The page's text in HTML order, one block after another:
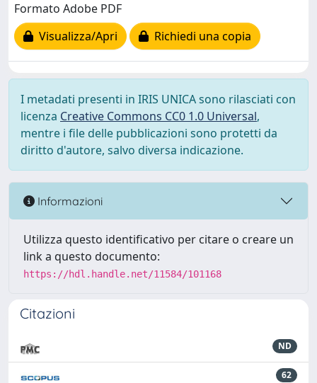
Formato Adobe PDF
Visualizza/Apri
Richiedi una copia
I metadati presenti in IRIS UNICA sono rilasciati con
licenza Creative Commons CC0 1.0 Universal,
mentre i file delle pubblicazioni sono protetti da
diritto d'autore, salvo diversa indicazione.
Informazioni
Utilizza questo identificativo per citare o creare un
link a questo documento:
https://hdl.handle.net/11584/101168
Citazioni
ND
62